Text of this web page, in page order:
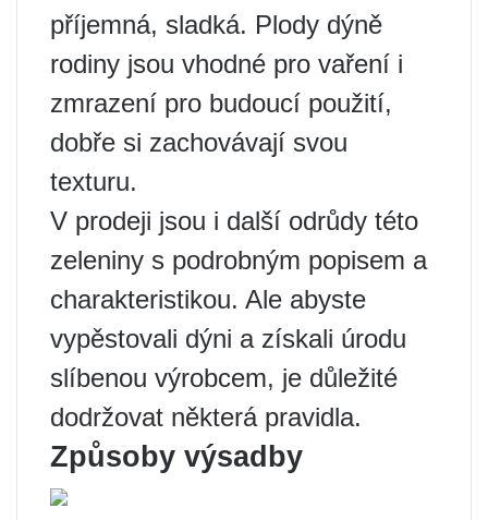
příjemná, sladká. Plody dýně
rodiny jsou vhodné pro vaření i
zmrazení pro budoucí použití,
dobře si zachovávají svou
texturu.
V prodeji jsou i další odrůdy této
zeleniny s podrobným popisem a
charakteristikou. Ale abyste
vypěstovali dýni a získali úrodu
slíbenou výrobcem, je důležité
dodržovat některá pravidla.
Způsoby výsadby